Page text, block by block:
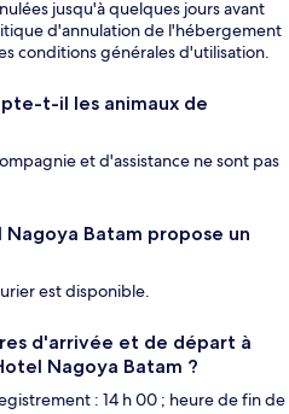
jusqu'à quelques jours avant
d'annulation de l'hébergement
conditions générales d'utilisation.
t-il les animaux de
et d'assistance ne sont pas
Nagoya Batam propose un
est disponible.
d'arrivée et de départ à
Nagoya Batam ?
: 14 h 00 ; heure de fin de